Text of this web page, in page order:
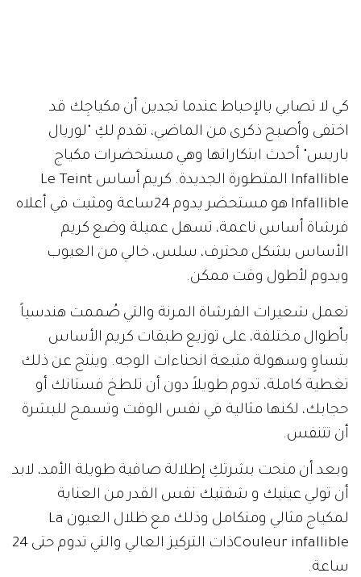
كي لا تصابي بالإحباط عندما تجدين أن مكياجِك قد
اختفى وأصبح ذكرى من الماضي، تقدم لكِ "لوريال
باريس" أحدث ابتكاراتها وهي مستحضرات مكياج
Infallible المتطورة الجديدة. كريم أساس Le Teint
Infallible هو مستحضر يدوم 24ساعة ومثبت في أعلاه
فرشاة أساس ناعمة، تسهل عميلة وضع كريم
الأساس بشكل محترف، سلس، خالي من العيوب
ويدوم لأطول وقت ممكن.
تعمل شعيرات الفرشاة المرنة والتي صُممت هندسياً
بأطوال مختلفة، على توزيع طبقات كريم الأساس
بتساوٍ وسهولة متبعة انحناءات الوجه. وينتج عن ذلك
تغطية كاملة، تدوم طويلاً دون أن تلطخ فستانك أو
حجابك، لكنها مثالية في نفس الوقت وتسمح للبشرة
أن تتنفس.
وبعد أن منحت بشرتكِ إطلالة صافية طويلة الأمد، لابد
أن تولي عينيك و شفتيك نفس القدر من العناية
لمكياج مثالي ومتكامل وذلك مع ظلال العيون La
Couleur infallibleذات التركيز العالي والتي تدوم حتى 24
ساعة.